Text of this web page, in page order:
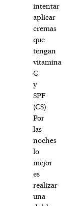
intentar
aplicar
cremas
que
tengan
vitamina
C
y
SPF
(CS).
Por
las
noches
lo
mejor
es
realizar
una